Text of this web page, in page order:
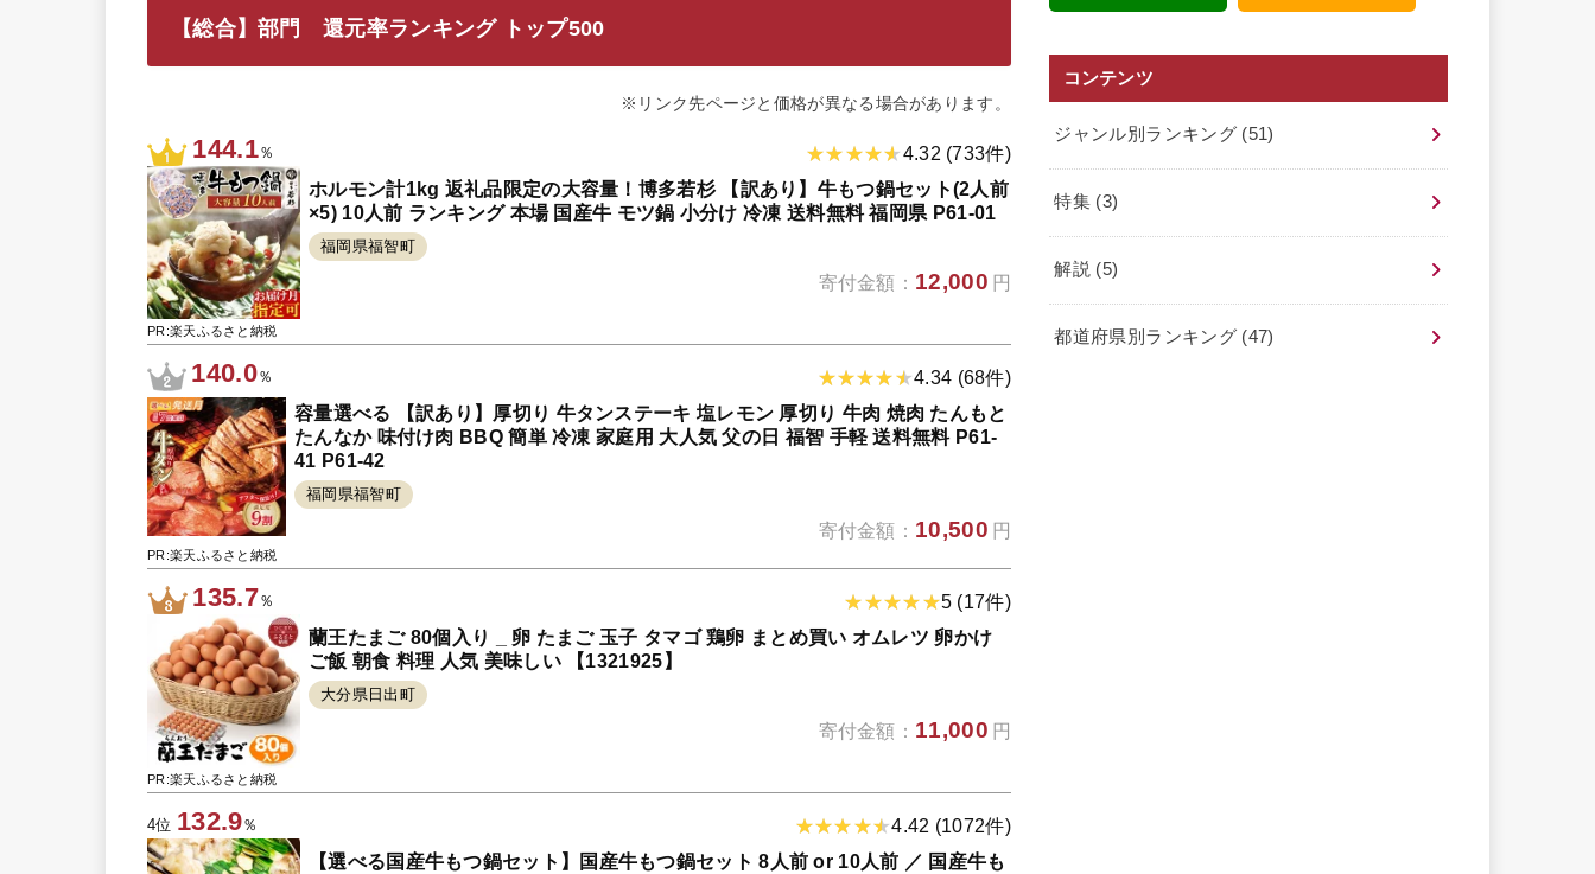
【総合】部門 還元率ランキング トップ500
※リンク先ページと価格が異なる場合があります。
144.1％
PR:楽天ふるさと納税
4.32 (733件)
ホルモン計1kg 返礼品限定の大容量！博多若杉 【訳あり】牛もつ鍋セット(2人前
×5) 10人前 ランキング 本場 国産牛 モツ鍋 小分け 冷凍 送料無料 福岡県 P61-01
福岡県福智町
寄付金額： 12,000 円
140.0％
PR:楽天ふるさと納税
4.34 (68件)
容量選べる 【訳あり】厚切り 牛タンステーキ 塩レモン 厚切り 牛肉 焼肉 たんもと
たんなか 味付け肉 BBQ 簡単 冷凍 家庭用 大人気 父の日 福智 手軽 送料無料 P61-
41 P61-42
福岡県福智町
寄付金額： 10,500 円
135.7％
PR:楽天ふるさと納税
5 (17件)
蘭王たまご 80個入り _ 卵 たまご 玉子 タマゴ 鶏卵 まとめ買い オムレツ 卵かけ
ご飯 朝食 料理 人気 美味しい 【1321925】
大分県日出町
寄付金額： 11,000 円
4位 132.9％
4.42 (1072件)
【選べる国産牛もつ鍋セット】国産牛もつ鍋セット 8人前 or 10人前 ／ 国産牛も
コンテンツ
ジャンル別ランキング (51)
特集 (3)
解説 (5)
都道府県別ランキング (47)